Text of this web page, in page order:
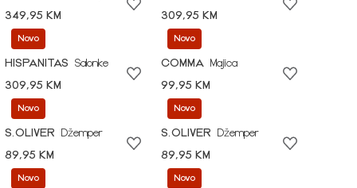
349,95 KM
309,95 KM
Novo
HISPANITAS
Salonke
309,95 KM
Novo
COMMA
Majica
99,95 KM
Novo
S.OLIVER
Džemper
89,95 KM
Novo
S.OLIVER
Džemper
89,95 KM
Novo Novo